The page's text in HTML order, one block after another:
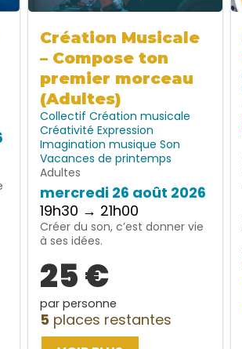
Création Musicale
– Compose ton
premier morceau
(Adultes)
Collectif Création musicale
Créativité Expression
Imagination musique Son
Vacances de printemps
Adultes
mercredi 26 août 2026
19h30 → 21h00
Créer du son, c’est donner vie
à ses idées.
25 €
par personne
5 places restantes